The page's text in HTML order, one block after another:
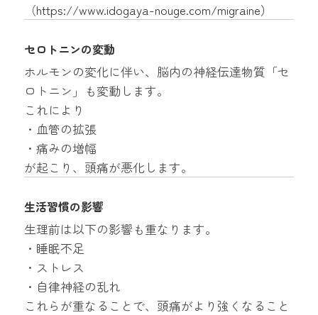
（https://www.idogaya-nouge.com/migraine）
セロトニンの変動
ホルモンの変化に伴い、脳内の神経伝達物質「セ
ロトニン」も変動します。
これにより
・血管の拡張
・痛みの増幅
が起こり、頭痛が悪化します。
生活習慣の影響
生理前は以下の影響も重なります。
・睡眠不足
・ストレス
・自律神経の乱れ
これらが重なることで、頭痛がより強くなること